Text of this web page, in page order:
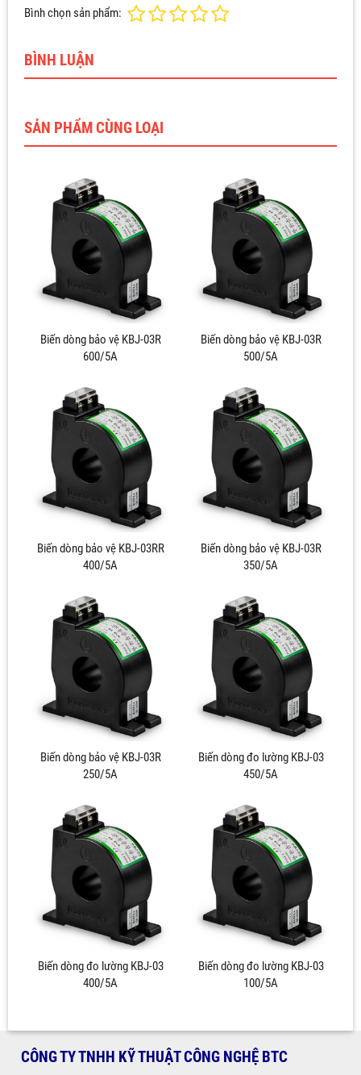
Bình chọn sản phẩm:
BÌNH LUẬN
SẢN PHẨM CÙNG LOẠI
Biến dòng bảo vệ KBJ-03R
600/5A
Biến dòng bảo vệ KBJ-03R
500/5A
Biến dòng bảo vệ KBJ-03RR
400/5A
Biến dòng bảo vệ KBJ-03R
350/5A
Biến dòng bảo vệ KBJ-03R
250/5A
Biến dòng đo lường KBJ-03
450/5A
Biến dòng đo lường KBJ-03
400/5A
Biến dòng đo lường KBJ-03
100/5A
CÔNG TY TNHH KỸ THUẬT CÔNG NGHỆ BTC